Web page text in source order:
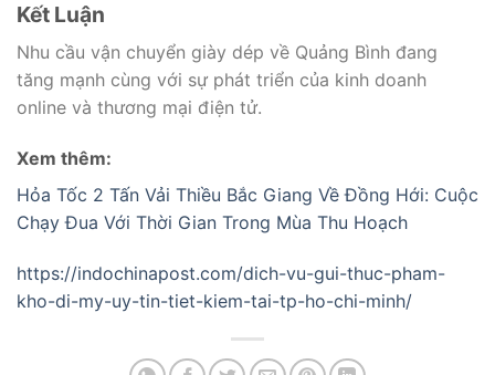
Kết Luận
Nhu cầu vận chuyển giày dép về Quảng Bình đang
tăng mạnh cùng với sự phát triển của kinh doanh
online và thương mại điện tử.
Xem thêm:
Hỏa Tốc 2 Tấn Vải Thiều Bắc Giang Về Đồng Hới: Cuộc
Chạy Đua Với Thời Gian Trong Mùa Thu Hoạch
https://indochinapost.com/dich-vu-gui-thuc-pham-
kho-di-my-uy-tin-tiet-kiem-tai-tp-ho-chi-minh/